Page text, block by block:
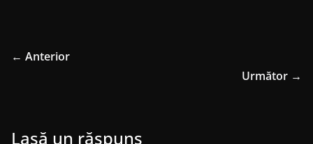
← Anterior
Următor →
Lasă un răspuns